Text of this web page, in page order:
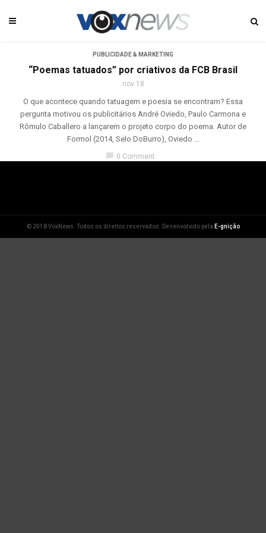
PUBLICIDADE & MARKETING
“Poemas tatuados” por criativos da FCB Brasil
nov 18
O que acontece quando tatuagem e poesia se encontram? Essa
pergunta motivou os publicitários André Oviedo, Paulo Carmona e
Rômulo Caballero a lançarem o projeto corpo do poema. Autor de
Formol (2014, Selo DoBurro), Oviedo ...
chat_bubble 0 Comment
© 2018 VoxNews. Todos os direitos reservados. Desenvolvido pela E-gnição